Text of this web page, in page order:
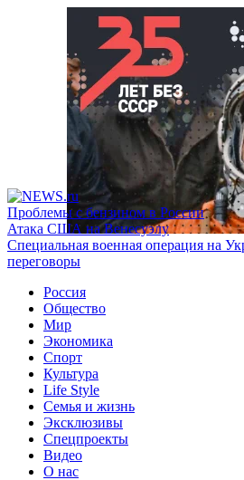
Проблемы с бензином в России
Атака США на Венесуэлу
Специальная военная операция на
переговоры
Россия
Общество
Мир
Экономика
Спорт
Культура
Life Style
Семья и жизнь
Эксклюзивы
Спецпроекты
Видео
О нас